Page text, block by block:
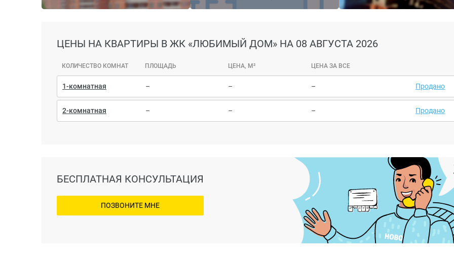
ЦЕНЫ НА КВАРТИРЫ В ЖК «ЛЮБИМЫЙ ДОМ» НА 08 АВГУСТА 2026
КОЛИЧЕСТВО КОМНАТ ПЛОЩАДЬ ЦЕНА, М² ЦЕНА ЗА ВСЕ
1-комнатная – – – Продано
2-комнатная – – – Продано
БЕСПЛАТНАЯ КОНСУЛЬТАЦИЯ
ПОЗВОНИТЕ МНЕ